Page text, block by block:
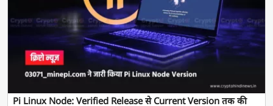
Pi Linux Node: Verified Release से Current Version तक की